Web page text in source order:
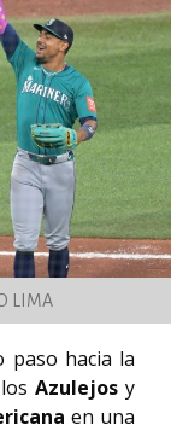
LIMA
paso hacia la
losAzulejos y
en una